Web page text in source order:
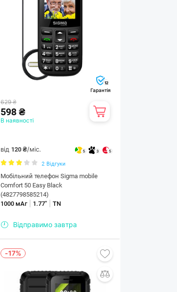
12
Гарантія
629 ₴
598 ₴
В наявності
від 120 ₴/міс. 5 3 5
2 Відгуки
Мобільний телефон Sigma mobile
Comfort 50 Easy Black
(4827798585214)
1000 мАг| 1.77" |TN
Відправимо завтра
-17%